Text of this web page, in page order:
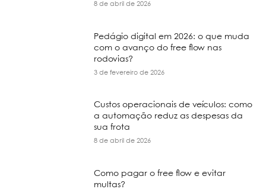
8 de abril de 2026
Pedágio digital em 2026: o que muda
com o avanço do free flow nas
rodovias?
3 de fevereiro de 2026
Custos operacionais de veículos: como
a automação reduz as despesas da
sua frota
8 de abril de 2026
Como pagar o free flow e evitar
multas?